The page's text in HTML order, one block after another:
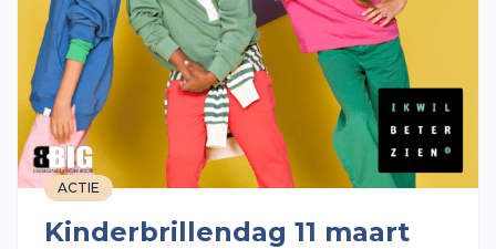
ACTIE
Kinderbrillendag 11 maart